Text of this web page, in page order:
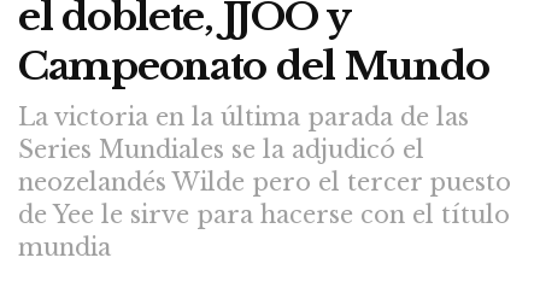
el doblete, JJOO y
Campeonato del Mundo
La victoria en la última parada de las
Series Mundiales se la adjudicó el
neozelandés Wilde pero el tercer puesto
de Yee le sirve para hacerse con el título
mundia